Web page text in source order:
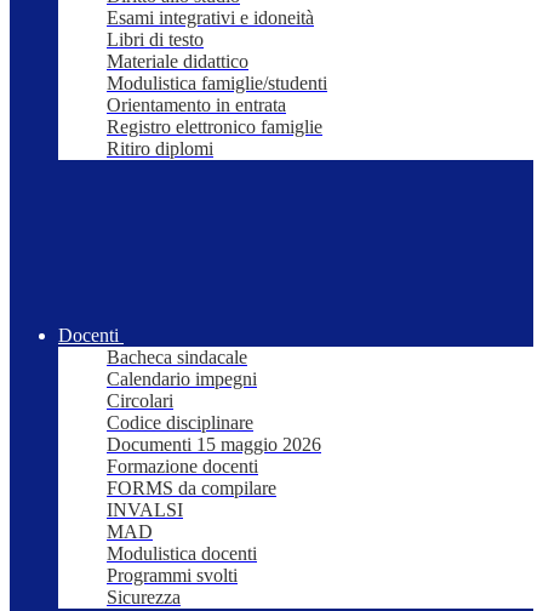
Esami integrativi e idoneità
Libri di testo
Materiale didattico
Modulistica famiglie/studenti
Orientamento in entrata
Registro elettronico famiglie
Ritiro diplomi
Docenti
Bacheca sindacale
Calendario impegni
Circolari
Codice disciplinare
Documenti 15 maggio 2026
Formazione docenti
FORMS da compilare
INVALSI
MAD
Modulistica docenti
Programmi svolti
Sicurezza